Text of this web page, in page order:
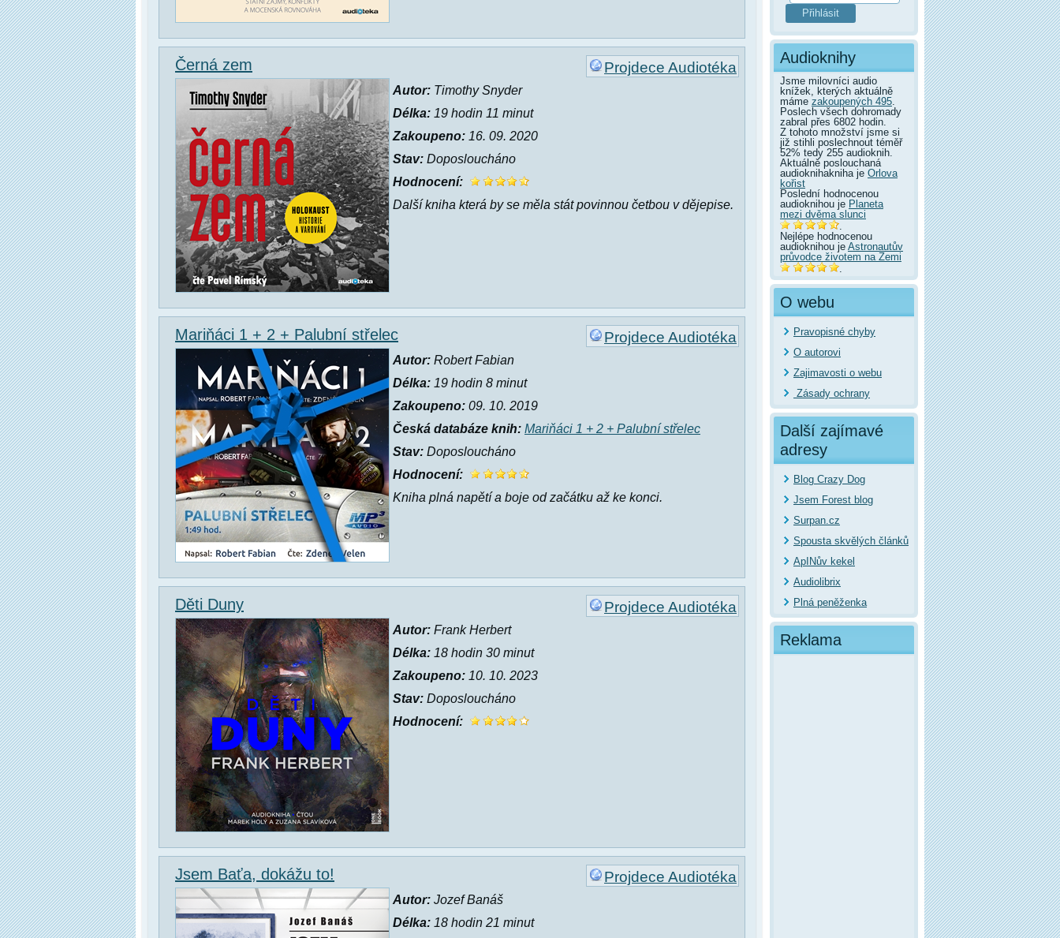
Projdece Audiotéka
Černá zem
Autor: Timothy Snyder
Délka: 19 hodin 11 minut
Zakoupeno: 16. 09. 2020
Stav: Doposloucháno
Hodnocení:
Další kniha která by se měla stát povinnou četbou v dějepise.
Projdece Audiotéka
Mariňáci 1 + 2 + Palubní střelec
Autor: Robert Fabian
Délka: 19 hodin 8 minut
Zakoupeno: 09. 10. 2019
Česká databáze knih: Mariňáci 1 + 2 + Palubní střelec
Stav: Doposloucháno
Hodnocení:
Kniha plná napětí a boje od začátku až ke konci.
Projdece Audiotéka
Děti Duny
Autor: Frank Herbert
Délka: 18 hodin 30 minut
Zakoupeno: 10. 10. 2023
Stav: Doposloucháno
Hodnocení:
Projdece Audiotéka
Jsem Baťa, dokážu to!
Autor: Jozef Banáš
Délka: 18 hodin 21 minut
Audioknihy
Jsme milovníci audio
knížek, kterých aktuálně
máme zakoupených 495
Poslech všech dohromady
zabral přes 6802 hodin.
Z tohoto množství jsme si
již stihli poslechnout téměř
52% tedy 255 audioknih.
Aktuálně poslouchaná
audioknihakniha je Orlova
kořist
Poslední hodnocenou
audioknihou je Planeta
mezi dvěma slunci
Nejlépe hodnocenou
audioknihou je Astronautův
průvodce životem na Zemi
O webu
Pravopisné chyby
O autorovi
Zajimavosti o webu
Zásady ochrany
Další zajímavé
adresy
Blog Crazy Dog
Jsem Forest blog
Surpan.cz
Spousta skvělých článků
ApINův kekel
Audiolibrix
Plná peněženka
Reklama